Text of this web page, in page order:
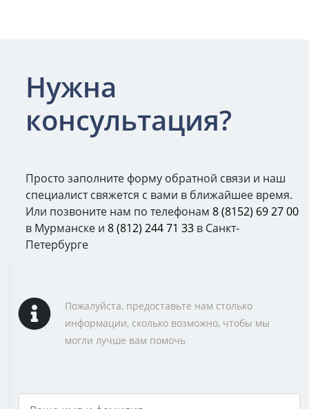
Нужна
консультация?
Просто заполните форму обратной связи и наш
специалист свяжется с вами в ближайшее время.
Или позвоните нам по телефонам 8 (8152) 69 27 00
в Мурманске и 8 (812) 244 71 33 в Санкт-
Петербурге
Пожалуйста, предоставьте нам столько
информации, сколько возможно, чтобы мы
могли лучше вам помочь